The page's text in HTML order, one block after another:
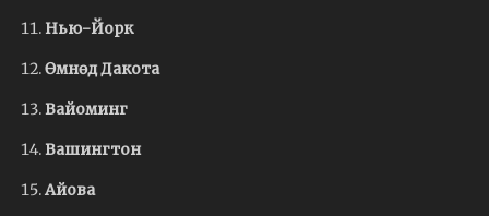
Нью-Йорк
Өмнөд Дакота
Вайоминг
Вашингтон
Айова